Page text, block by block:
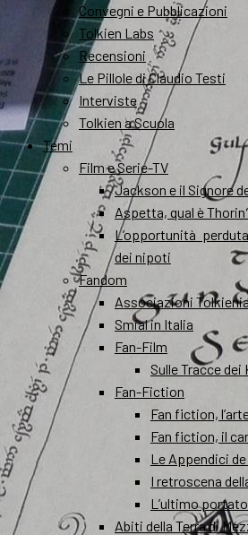
Convegni e Pubblicazioni
Tolkien Labs
Recensioni
Le Pillole di Claudio Testi
Interviste
Tolkien a Scuola
Temi
Film e Serie-TV
Jackson e il Signore
Aspetta, qual è
L’opportunità
dei nipoti
Fandom
Associazioni
Smial in Italia
Fan-Film
Sulle Tracce
Fan-Fiction
Fan fiction,
Fan fiction, il
Le Appendici
I retroscena
L’ultimo
Abiti della Terra di